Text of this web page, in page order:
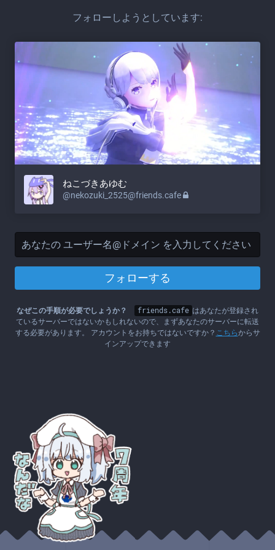
フォローしようとしています:
ねこづきあゆむ
@nekozuki_2525@friends.cafe
フォローする
なぜこの手順が必要でしょうか？ friends.cafe はあなたが登録され
ているサーバーではないかもしれないので、まずあなたのサーバーに転送
する必要があります。 アカウントをお持ちではないですか？ こちらからサ
インアップできます